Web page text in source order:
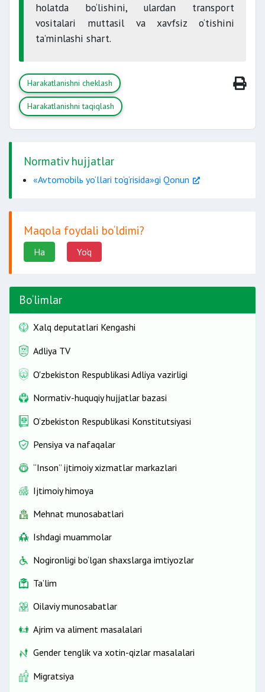
holatda bo‘lishini, ulardan transport
vositalari muttasil va xavfsiz o‘tishini
ta’minlashi shart.
Harakatlanishni cheklash
Harakatlanishni taqiqlash
Normativ hujjatlar
«Avtomobilь yo‘llari to‘g‘risida»gi Qonun
Maqola foydali bo‘ldimi?
Ha Yo'q
Bo‘limlar
Xalq deputatlari Kengashi
Adliya TV
O'zbekiston Respublikasi Adliya vazirligi
Normativ-huquqiy hujjatlar bazasi
O‘zbekiston Respublikasi Konstitutsiyasi
Pensiya va nafaqalar
“Inson” ijtimoiy xizmatlar markazlari
Ijtimoiy himoya
Mehnat munosabatlari
Ishdagi muammolar
Nogironligi bo‘lgan shaxslarga imtiyozlar
Ta’lim
Oilaviy munosabatlar
Ajrim va aliment masalalari
Gender tenglik va xotin-qizlar masalalari
Migratsiya